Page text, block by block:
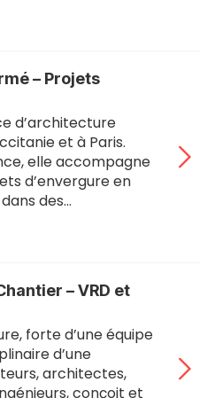
– Projets
d’architecture
et à Paris.
elle accompagne
d’envergure en
des…
– VRD et
forte d’une équipe
d’une
architectes,
conçoit et